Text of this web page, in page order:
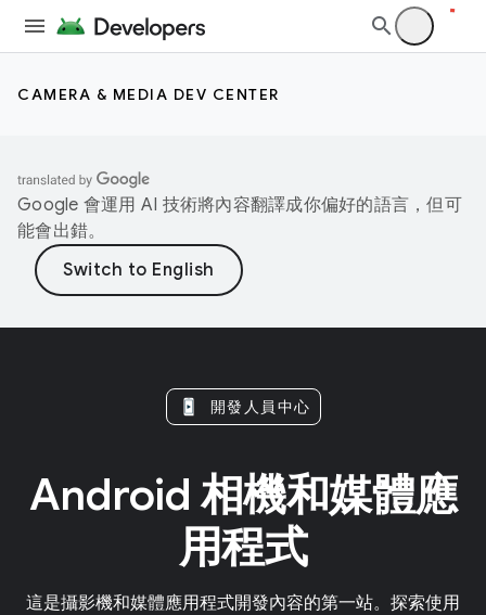
CAMERA & MEDIA DEV CENTER
Google 會運用 AI 技術將內容翻譯成你偏好的語言，但可
能會出錯。
開發人員中心
Android 相機和媒體應
用程式
這是攝影機和媒體應用程式開發內容的第一站。探索使用